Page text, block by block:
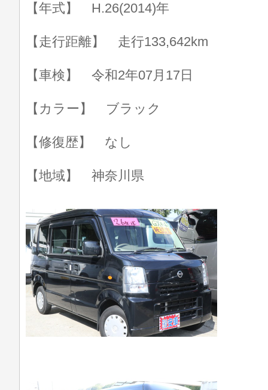
【年式】 H.26(2014)年
【走行距離】 走行133,642km
【車検】 令和2年07月17日
【カラー】 ブラック
【修復歴】 なし
【地域】 神奈川県